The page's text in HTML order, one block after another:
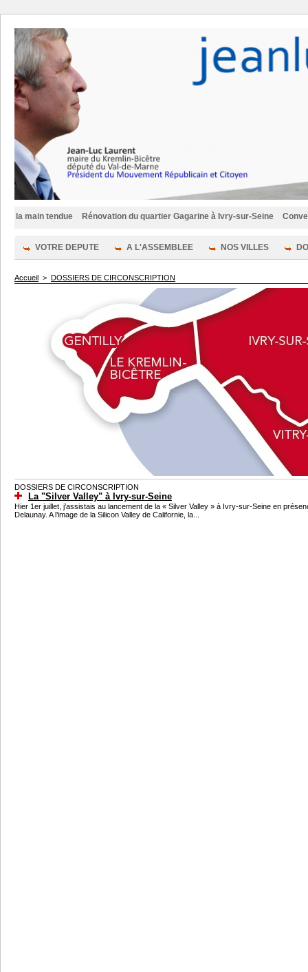
tendue Rénovation du quartier Gagarine à Ivry-sur-Seine Convention
VOTRE DEPUTE A L'ASSEMBLEE NOS VILLES
Accueil > DOSSIERS DE CIRCONSCRIPTION
DOSSIERS DE CIRCONSCRIPTION
La "Silver Valley" à Ivry-sur-Seine
Hier 1er juillet, j’assistais au lancement de la « Silver Valley » à Ivry-sur-Seine en
Delaunay. A l’image de la Silicon Valley de Californie, la...